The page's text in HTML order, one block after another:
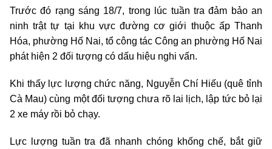
Trước đó rạng sáng 18/7, trong lúc tuần tra đảm bảo an
ninh trật tự tại khu vực đường cơ giới thuộc ấp Thanh
Hóa, phường Hố Nai, tổ công tác Công an phường Hố Nai
phát hiện 2 đối tượng có dấu hiệu nghi vấn.
Khi thấy lực lượng chức năng, Nguyễn Chí Hiếu (quê tỉnh
Cà Mau) cùng một đối tượng chưa rõ lai lịch, lập tức bỏ lại
2 xe máy rồi bỏ chạy.
Lực lượng tuần tra đã nhanh chóng khống chế, bắt giữ